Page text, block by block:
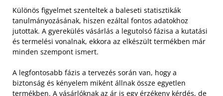
Különös figyelmet szenteltek a baleseti statisztikák
tanulmányozásának, hiszen ezáltal fontos adatokhoz
jutottak. A gyerekülés vásárlás a legutolsó fázisa a kutatási
és termelési vonalnak, ekkora az elkészült termékben már
minden szempont ismert.
A legfontosabb fázis a tervezés során van, hogy a
biztonság és kényelem miként állnak össze egyetlen
termékben. A vásárlóknak az ár is egy érzékeny kérdés, de